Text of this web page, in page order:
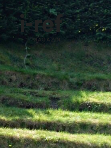
i-ref
MAGAZIN